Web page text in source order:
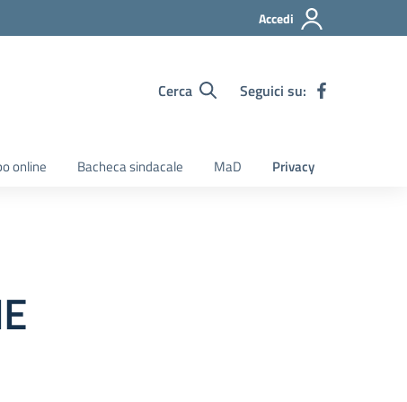
Accedi
Cerca Seguici su:
online Bacheca sindacale MaD Privacy